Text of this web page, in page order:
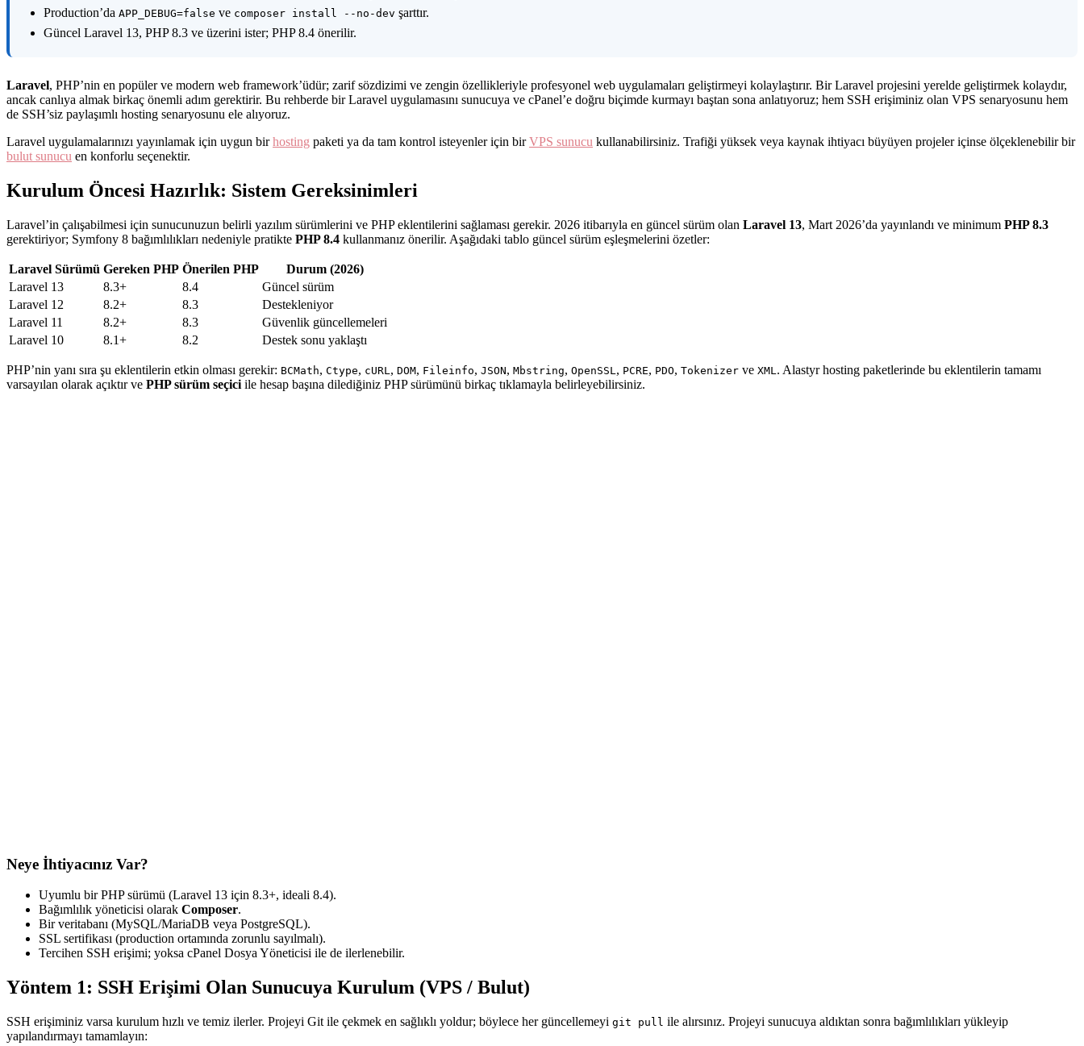
Production’da APP_DEBUG=false ve composer install --no-dev şarttır.
Güncel Laravel 13, PHP 8.3 ve üzerini ister; PHP 8.4 önerilir.
Laravel, PHP’nin en popüler ve modern web framework’üdür; zarif sözdizimi ve zengin özellikleriyle profesyonel web uygulamaları geliştirmeyi kolaylaştırır. Bir Laravel projesini yerelde geliştirmek kolaydır,
ancak canlıya almak birkaç önemli adım gerektirir. Bu rehberde bir Laravel uygulamasını sunucuya ve cPanel’e doğru biçimde kurmayı baştan sona anlatıyoruz; hem SSH erişiminiz olan VPS senaryosunu hem
de SSH’siz paylaşımlı hosting senaryosunu ele alıyoruz.
Laravel uygulamalarınızı yayınlamak için uygun birhosting paketi ya da tam kontrol isteyenler için birVPS sunucu kullanabilirsiniz. Trafiği yüksek veya kaynak ihtiyacı büyüyen projeler içinse ölçeklenebilir bir
bulut sunucu en konforlu seçenektir.
Kurulum Öncesi Hazırlık: Sistem Gereksinimleri
Laravel’in çalışabilmesi için sunucunuzun belirli yazılım sürümlerini ve PHP eklentilerini sağlaması gerekir. 2026 itibarıyla en güncel sürüm olan Laravel 13, Mart 2026’da yayınlandı ve minimum PHP 8.3
gerektiriyor; Symfony 8 bağımlılıkları nedeniyle pratikte PHP 8.4 kullanmanız önerilir. Aşağıdaki tablo güncel sürüm eşleşmelerini özetler:
Laravel Sürümü Gereken PHP Önerilen PHP
Durum (2026)
Laravel 13
8.3+ 8.4
Güncel sürüm
Laravel 12
8.2+ 8.3
Destekleniyor
Laravel 11
8.2+ 8.3
Güvenlik güncellemeleri
Laravel 10
8.1+ 8.2 Destek sonu yaklaştı
PHP’nin yanı sıra şu eklentilerin etkin olması gerekir: BCMath, Ctype, cURL , DOM, Fileinfo, JSON, Mbstring, OpenSSL , PCRE, PDO, Tokenizer ve XML . Alastyr hosting paketlerinde bu eklentilerin tamamı
varsayılan olarak açıktır ve PHP sürüm seçici ile hesap başına dilediğiniz PHP sürümünü birkaç tıklamayla belirleyebilirsiniz.
Neye İhtiyacınız Var?
Uyumlu bir PHP sürümü (Laravel 13 için 8.3+, ideali 8.4).
Bağımlılık yöneticisi olarak Composer.
Bir veritabanı (MySQL/MariaDB veya PostgreSQL).
SSL sertifikası (production ortamında zorunlu sayılmalı).
Tercihen SSH erişimi; yoksa cPanel Dosya Yöneticisi ile de ilerlenebilir.
Yöntem 1: SSH Erişimi Olan Sunucuya Kurulum (VPS / Bulut)
SSH erişiminiz varsa kurulum hızlı ve temiz ilerler. Projeyi Git ile çekmek en sağlıklı yoldur; böylece her güncellemeyi git pull ile alırsınız. Projeyi sunucuya aldıktan sonra bağımlılıkları yükleyip
yapılandırmayı tamamlayın: